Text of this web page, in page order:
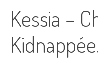
Kessia –